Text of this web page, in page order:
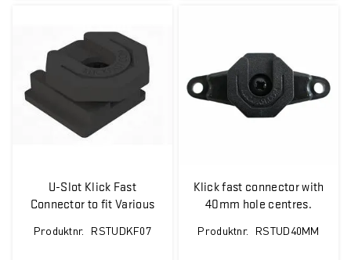
U-Slot Klick Fast
Connector to fit Various
AP585 / AP515 / BP565
Produktnr. RSTUDKF07
Klick fast connector with
40mm hole centres.
Produktnr. RSTUD40MM